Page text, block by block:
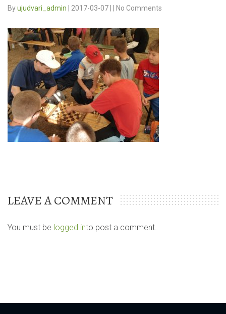
Byujudvari_admin 2017-03-07 No Comments
LEAVE A COMMENT
You must be logged into post a comment.